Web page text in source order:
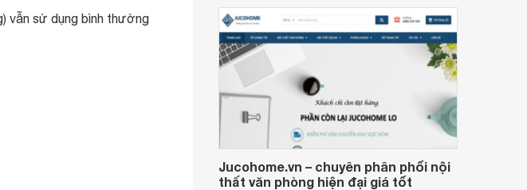
vẫn sử dụng bình thường
Jucohome.vn – chuyên phân phối nội
thất văn phòng hiện đại giá tốt